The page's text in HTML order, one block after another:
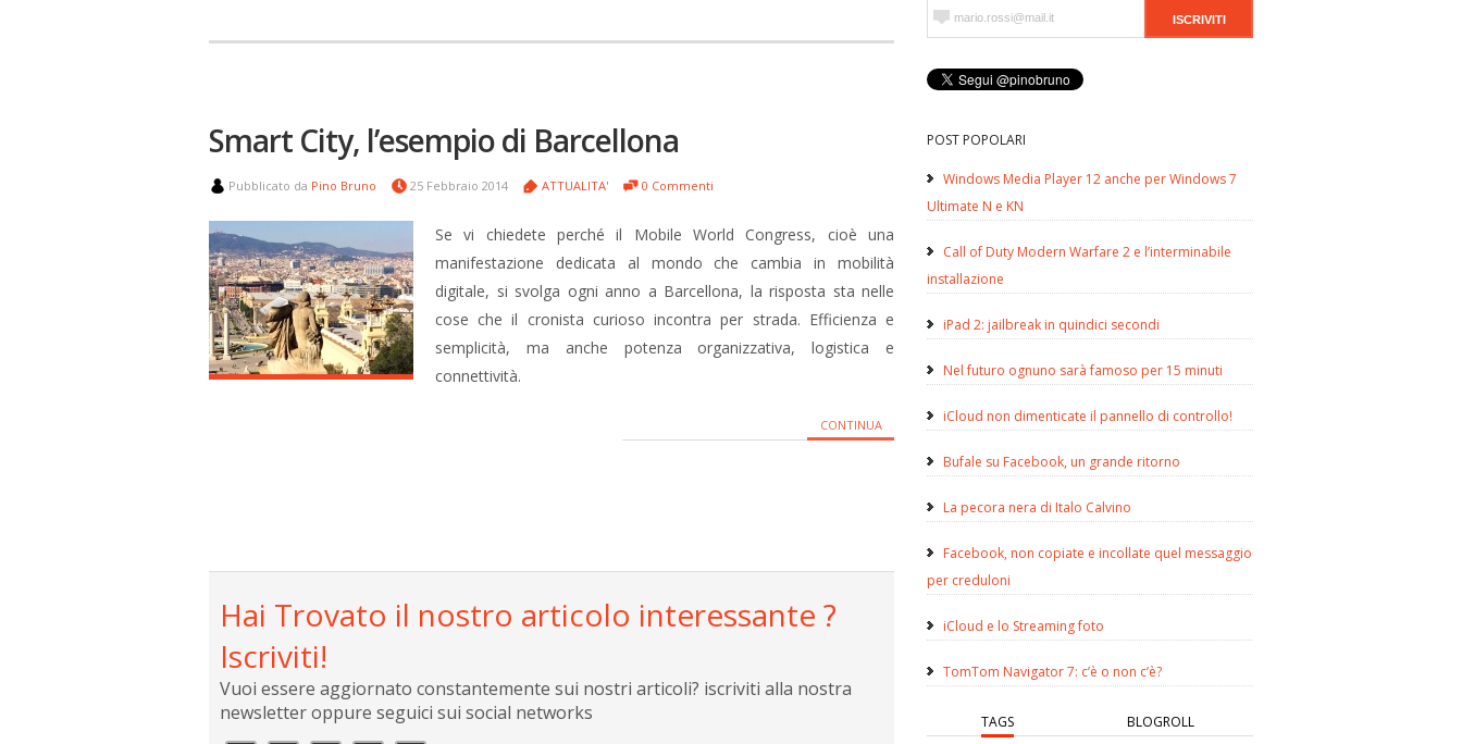
POST POPOLARI
Windows Media Player 12 anche per Windows 7
Ultimate N e KN
Call of Duty Modern Warfare 2 e l’interminabile
installazione
iPad 2: jailbreak in quindici secondi
Nel futuro ognuno sarà famoso per 15 minuti
iCloud non dimenticate il pannello di controllo!
Bufale su Facebook, un grande ritorno
La pecora nera di Italo Calvino
Facebook, non copiate e incollate quel messaggio
per creduloni
iCloud e lo Streaming foto
TomTom Navigator 7: c’è o non c’è?
TAGS BLOGROLL
Smart City, l’esempio di Barcellona
Pubblicato da Pino Bruno 25 Febbraio 2014 ATTUALITA' 0 Commenti
Se vi chiedete perché il Mobile World Congress, cioè una
manifestazione dedicata al mondo che cambia in mobilità
digitale, si svolga ogni anno a Barcellona, la risposta sta nelle
cose che il cronista curioso incontra per strada. Efficienza e
semplicità, ma anche potenza organizzativa, logistica e
connettività.
CONTINUA
Hai Trovato il nostro articolo interessante ?
Iscriviti!
Vuoi essere aggiornato constantemente sui nostri articoli? iscriviti alla nostra
newsletter oppure seguici sui social networks